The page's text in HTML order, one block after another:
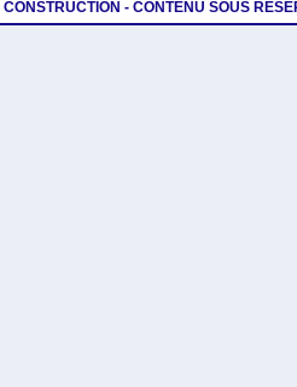
- CONTENU SOUS